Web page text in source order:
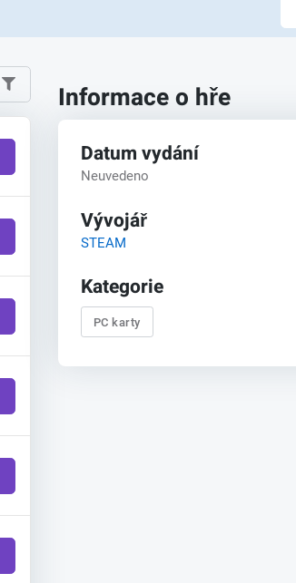
Informace o hře
Datum vydání
Neuvedeno
Vývojář
STEAM
Kategorie
PC karty